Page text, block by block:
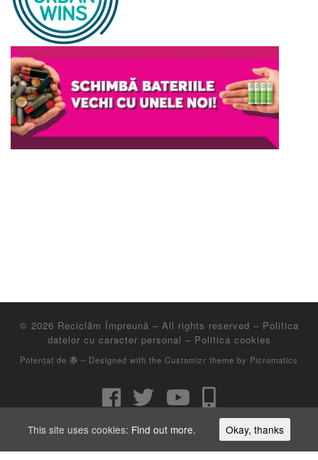
© 2026 Reciclăm Împreună – All rights reserved – Politica
datelor cu caracter personal – Politica cookies
Potențat de – Designed with the Customizr theme by Picromatics
Asociatia Environ este operator de date cu caracter personal, inscris in registrul de
evidenta a prelucrarilor de date cu caracter personal sub numarul 27263.
This site uses cookies: Find out more. Okay, thanks